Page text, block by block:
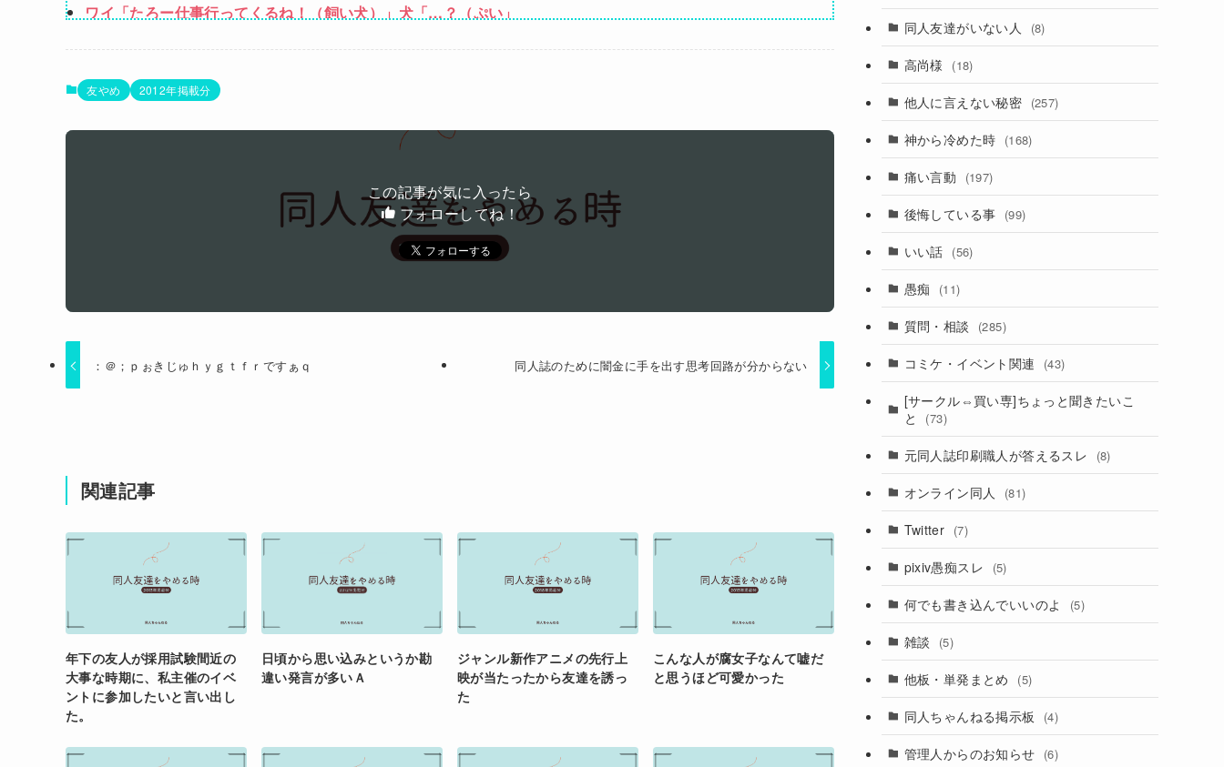
ワイ「たろー仕事行ってくるね！（飼い犬）」犬「…？（ぷい」
【動画】大阪府警に射殺されたオッサン、めちゃめちゃ苦しそうに死ぬ
【悲報】コレコレ、月収1億円ｗｗｗそりゃ外出るのにボディガードつけるわ…
パパ活不倫を暴露された大物芸人さん(63)、晒されたLINEが面白すぎるｗｗｗｗｗｗｗｗｗ(画像ｱﾘ)
Powered by livedoor 相互RSS
友やめ 2012年掲載分
この記事が気に入ったら
フォローしてね！
：＠；ｐぉきじゅｈｙｇｔｆｒですぁｑ 同人誌のために闇金に手を出す思考回路が分からない
関連記事
年下の友人が採用試験間近の
大事な時期に、私主催のイベ
ントに参加したいと言い出し
た。
日頃から思い込みというか勘
違い発言が多いＡ
ジャンル新作アニメの先行上
映が当たったから友達を誘っ
た
こんな人が腐女子なんて嘘だ
と思うほど可愛かった
同人友達がいない人 (8)
高尚様 (18)
他人に言えない秘密 (257)
神から冷めた時 (168)
痛い言動 (197)
後悔している事 (99)
いい話 (56)
愚痴 (11)
質問・相談 (285)
コミケ・イベント関連 (43)
[サークル⇔買い専]ちょっと聞きたいこ
と
(73)
元同人誌印刷職人が答えるスレ (8)
オンライン同人 (81)
Twitter (7)
pixiv愚痴スレ (5)
何でも書き込んでいいのよ (5)
雑談 (5)
他板・単発まとめ (5)
同人ちゃんねる掲示板 (4)
管理人からのお知らせ (6)